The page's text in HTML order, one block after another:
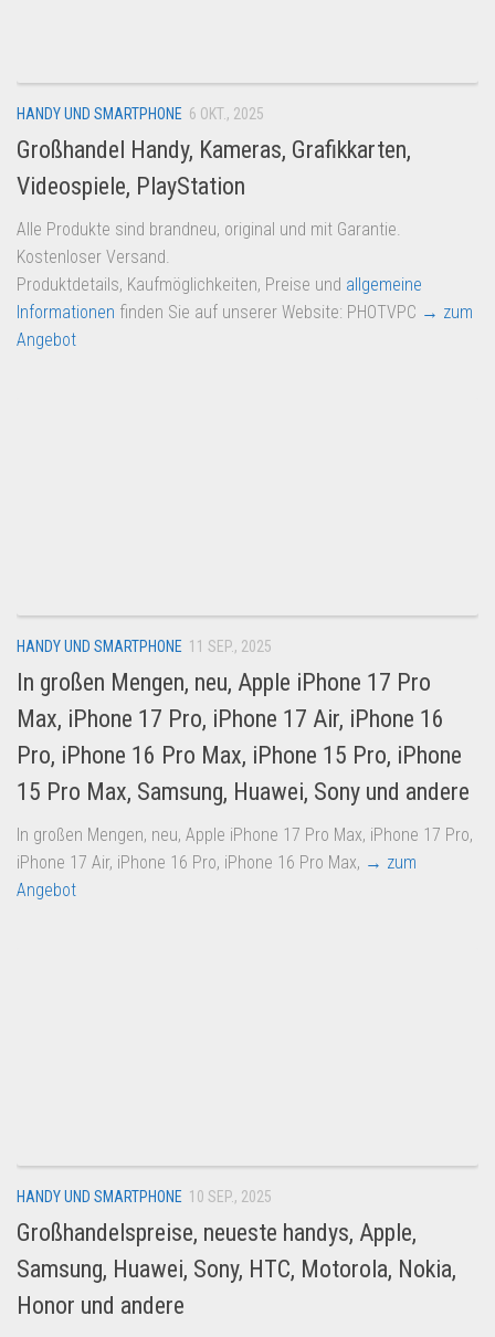
Amazon
Aldi
Lidl
Kostenlos verkaufen
Anmelden
Kostenlos Registrieren
HANDY UND SMARTPHONE 6 OKT., 2025
Großhandel Handy, Kameras, Grafikkarten,
Videospiele, PlayStation
Alle Produkte sind brandneu, original und mit Garantie.
Kostenloser Versand.
Produktdetails, Kaufmöglichkeiten, Preise und allgemeine
Informationen finden Sie auf unserer Website: PHOTVPC → zum
Angebot
HANDY UND SMARTPHONE 11 SEP., 2025
In großen Mengen, neu, Apple iPhone 17 Pro
Max, iPhone 17 Pro, iPhone 17 Air, iPhone 16
Pro, iPhone 16 Pro Max, iPhone 15 Pro, iPhone
15 Pro Max, Samsung, Huawei, Sony und andere
In großen Mengen, neu, Apple iPhone 17 Pro Max, iPhone 17 Pro,
iPhone 17 Air, iPhone 16 Pro, iPhone 16 Pro Max, → zum
Angebot
HANDY UND SMARTPHONE 10 SEP., 2025
Großhandelspreise, neueste handys, Apple,
Samsung, Huawei, Sony, HTC, Motorola, Nokia,
Honor und andere